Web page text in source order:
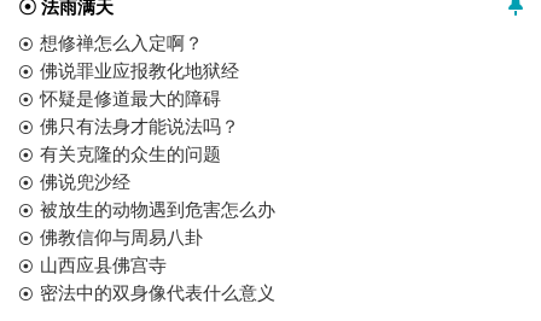
☉ 法雨满天
想修禅怎么入定啊？
佛说罪业应报教化地狱经
怀疑是修道最大的障碍
佛只有法身才能说法吗？
有关克隆的众生的问题
佛说兜沙经
被放生的动物遇到危害怎么办
佛教信仰与周易八卦
山西应县佛宫寺
密法中的双身像代表什么意义